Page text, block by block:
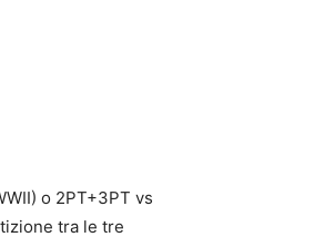
o 2PT+3PT vs
tra le tre